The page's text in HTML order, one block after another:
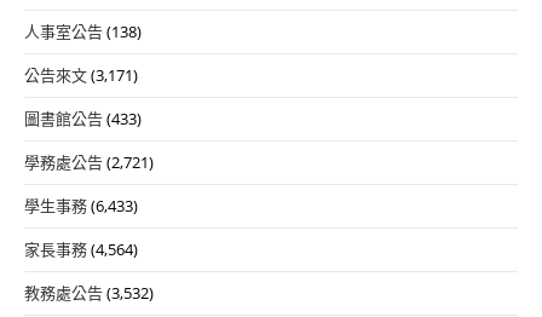
人事室公告(138)
公告來文(3,171)
圖書館公告(433)
學務處公告(2,721)
學生事務(6,433)
家長事務(4,564)
教務處公告(3,532)